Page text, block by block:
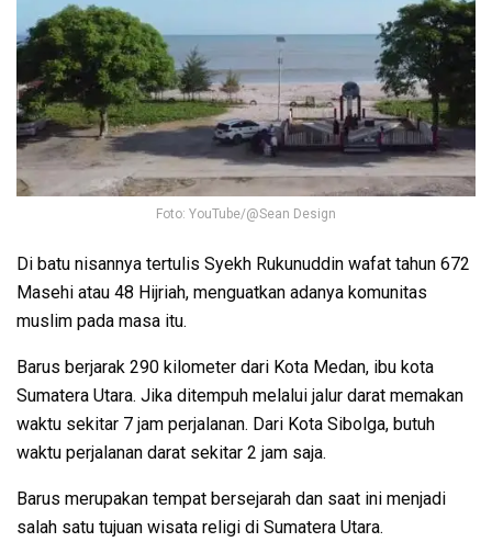
Foto: YouTube/@Sean Design
Di batu nisannya tertulis Syekh Rukunuddin wafat tahun 672
Masehi atau 48 Hijriah, menguatkan adanya komunitas
muslim pada masa itu.
Barus berjarak 290 kilometer dari Kota Medan, ibu kota
Sumatera Utara. Jika ditempuh melalui jalur darat memakan
waktu sekitar 7 jam perjalanan. Dari Kota Sibolga, butuh
waktu perjalanan darat sekitar 2 jam saja.
Barus merupakan tempat bersejarah dan saat ini menjadi
salah satu tujuan wisata religi di Sumatera Utara.